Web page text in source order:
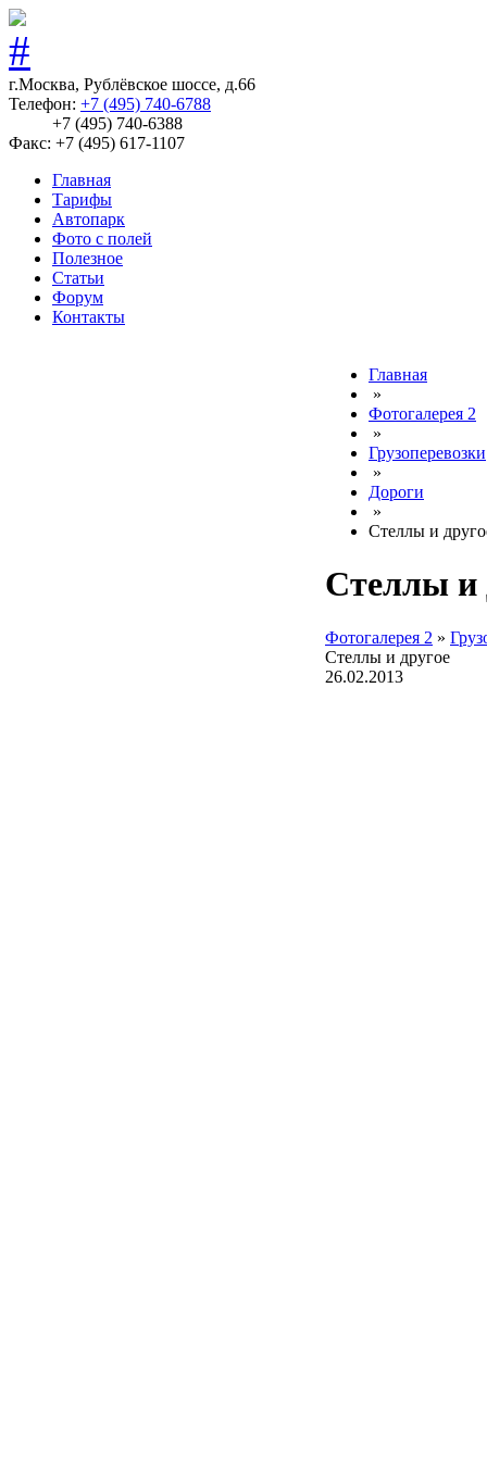
г.Москва, Рублёвское шоссе, д.66
Телефон: +7 (495) 740-6788
+7 (495) 740-6388
Факс: +7 (495) 617-1107
Главная
Тарифы
Автопарк
Фото с полей
Полезное
Статьи
Форум
Контакты
Главная
»
Фотогалерея 2
»
Грузоперевозки
»
Дороги
»
Стеллы и
Стеллы и
Фотогалерея 2 »
Стеллы и другое
26.02.2013